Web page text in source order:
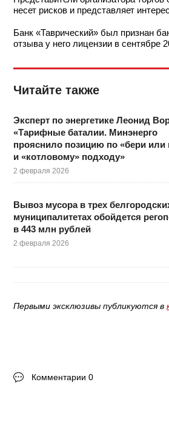
несет рисков и представляет
Банк «Таврический» был признан
отзыва у него лицензии в сентябре
Читайте также
Эксперт по энергетике Леонид
«Тарифные баталии. Минэнерго
прояснило позицию по «бери или
и «котловому» подходу»
2 февраля 2026
Вывоз мусора в трех
муниципалитетах обойдется
в 443 млн рублей
2 февраля 2026
Первыми эксклюзивы публикуются в
Комментарии 0